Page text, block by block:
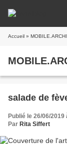
Accueil »
salade de
Publié le 26/06/2019
Par Rita Siffert